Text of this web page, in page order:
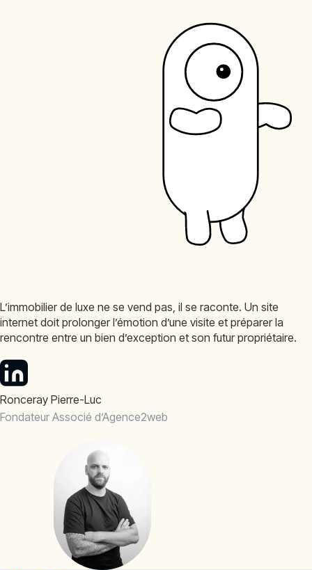
L’immobilier de luxe ne se vend pas, il se raconte. Un site
internet doit prolonger l’émotion d’une visite et préparer la
rencontre entre un bien d’exception et son futur propriétaire.
Ronceray Pierre-Luc
Fondateur Associé d’Agence2web